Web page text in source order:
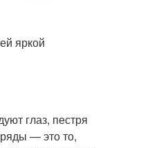
яркой
глаз, пестря
— это то,